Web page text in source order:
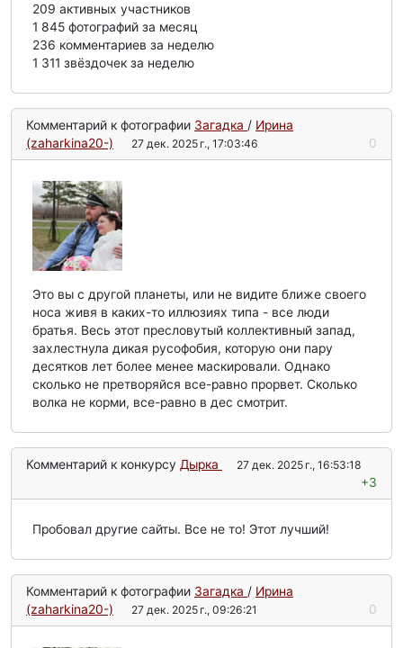
209 активных участников
1 845 фотографий за месяц
236 комментариев за неделю
1 311 звёздочек за неделю
Комментарий к фотографии Загадка / Ирина
(zaharkina20-)
27 дек. 2025 г., 17:03:46 0
Это вы с другой планеты, или не видите ближе своего
носа живя в каких-то иллюзиях типа - все люди
братья. Весь этот пресловутый коллективный запад,
захлестнула дикая русофобия, которую они пару
десятков лет более менее маскировали. Однако
сколько не претворяйся все-равно прорвет. Сколько
волка не корми, все-равно в дес смотрит.
Комментарий к конкурсу Дырка 27 дек. 2025 г., 16:53:18
+3
Пробовал другие сайты. Все не то! Этот лучший!
Комментарий к фотографии Загадка / Ирина
(zaharkina20-)
27 дек. 2025 г., 09:26:21 0